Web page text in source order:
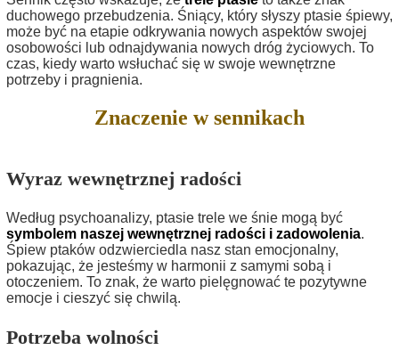
duchowego przebudzenia. Śniący, który słyszy ptasie śpiewy,
może być na etapie odkrywania nowych aspektów swojej
osobowości lub odnajdywania nowych dróg życiowych. To
czas, kiedy warto wsłuchać się w swoje wewnętrzne
potrzeby i pragnienia.
Znaczenie w sennikach
Wyraz wewnętrznej radości
Według psychoanalizy, ptasie trele we śnie mogą być
symbolem naszej wewnętrznej radości i zadowolenia.
Śpiew ptaków odzwierciedla nasz stan emocjonalny,
pokazując, że jesteśmy w harmonii z samymi sobą i
otoczeniem. To znak, że warto pielęgnować te pozytywne
emocje i cieszyć się chwilą.
Potrzeba wolności